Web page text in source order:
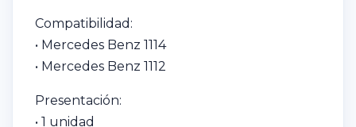
Compatibilidad:
• Mercedes Benz 1114
• Mercedes Benz 1112
Presentación:
• 1 unidad